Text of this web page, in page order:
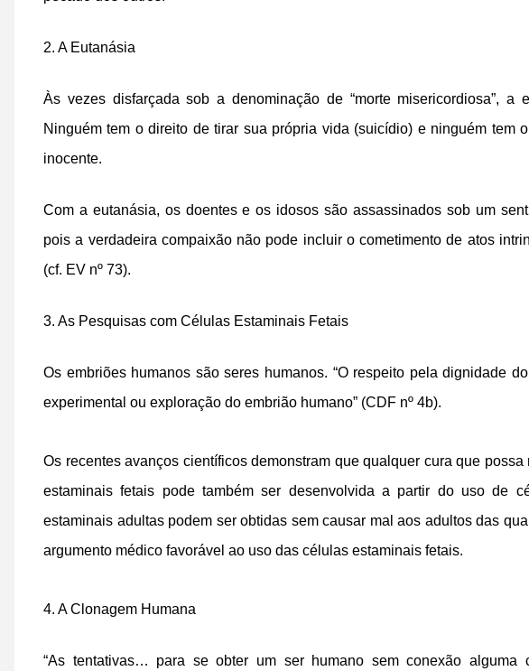
2. A Eutanásia
Às vezes disfarçada sob a denominação de “morte misericordiosa”, a
Ninguém tem o direito de tirar sua própria vida (suicídio) e ninguém tem
inocente.
Com a eutanásia, os doentes e os idosos são assassinados sob um
pois a verdadeira compaixão não pode incluir o cometimento de atos
(cf. EV nº 73).
3. As Pesquisas com Células Estaminais Fetais
Os embriões humanos são seres humanos. “O respeito pela dignidade
experimental ou exploração do embrião humano” (CDF nº 4b).
Os recentes avanços científicos demonstram que qualquer cura que
estaminais fetais pode também ser desenvolvida a partir do uso de
estaminais adultas podem ser obtidas sem causar mal aos adultos das
argumento médico favorável ao uso das células estaminais fetais.
4. A Clonagem Humana
“As tentativas… para se obter um ser humano sem conexão alguma